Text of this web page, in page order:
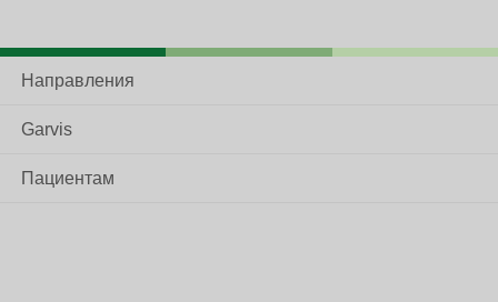
Направления
Garvis
Пациентам